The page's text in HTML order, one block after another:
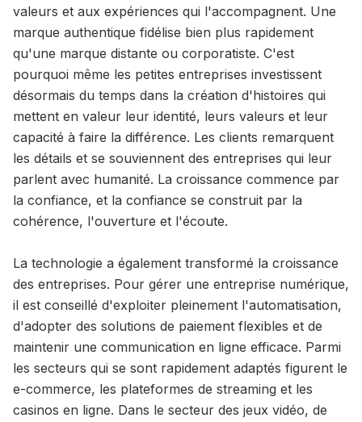
valeurs et aux expériences qui l'accompagnent. Une
marque authentique fidélise bien plus rapidement
qu'une marque distante ou corporatiste. C'est
pourquoi même les petites entreprises investissent
désormais du temps dans la création d'histoires qui
mettent en valeur leur identité, leurs valeurs et leur
capacité à faire la différence. Les clients remarquent
les détails et se souviennent des entreprises qui leur
parlent avec humanité. La croissance commence par
la confiance, et la confiance se construit par la
cohérence, l'ouverture et l'écoute.
La technologie a également transformé la croissance
des entreprises. Pour gérer une entreprise numérique,
il est conseillé d'exploiter pleinement l'automatisation,
d'adopter des solutions de paiement flexibles et de
maintenir une communication en ligne efficace. Parmi
les secteurs qui se sont rapidement adaptés figurent le
e-commerce, les plateformes de streaming et les
casinos en ligne. Dans le secteur des jeux vidéo, de